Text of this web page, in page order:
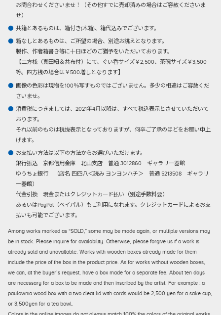
お問合わせくださいませ！（その他すでに売却済みの場合はご容赦くださいま
せ）
共箱とあるものは、箱付き(木箱)、箱代込みでございます。
箱なしとあるものは、ご所望の場合、別途お誂えとなります。
製作、作者箱書き等に十日ほどのご猶予をいただいております。
【二方桟（真田紐＆共布付）にて、ぐい呑サイズ￥2,500、茶碗サイズ￥3,500
等。四方桟の場合は￥500増しとなります】
画像の色彩は現物を100％写すものではございません。多少の相違はご容赦くだ
さいませ。
消費税につきましては、2021年4月以降は、すべて税込表示とさせていただいて
おります。
それ以前のものは税抜表示となっておりますが、何卒ご了承のほどをお願い申上
げます。
お支払い方法は以下の方法からお選びいただけます。
銀行振込京都信用金庫 北山支店 普通 3012860 ギャラリー器館
ゆうちょ銀行 （店名 四四八＜読み ヨンヨンハチ＞ 普通 5213508 ギャラリ
ー器館）
代金引換現金またはクレジットカード払い（別途手数料要）
あるいはPayPal（ペイパル）もご利用になれます。クレジットカードによるお支
払いも可能でございます。
Among works marked as “SOLD,” some may be made again, or multiple versions may
be in stock. Please inquire for availability. Otherwise, please forgive us if a work is
already sold and unavailable. Works with wooden boxes already made for them
include the price of the box in the product price. As for works without wooden boxes,
we can, at the buyer’s request, have a box made for a separate fee. About ten days
are necessary for a box to be made and then inscribed by the artist. For example : a
paulownia wood box with a two-cleat lid with cords would be 2,500 yen for a sake cup,
or 3,500yen for a tea bowl.